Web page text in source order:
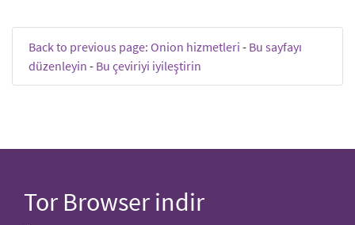
Back to previous page: Onion hizmetleri - Bu sayfayı
düzenleyin - Bu çeviriyi iyileştirin
Tor Browser indir